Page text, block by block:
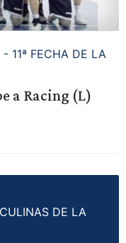
11ª FECHA DE LA
a Racing (L)
DE LA